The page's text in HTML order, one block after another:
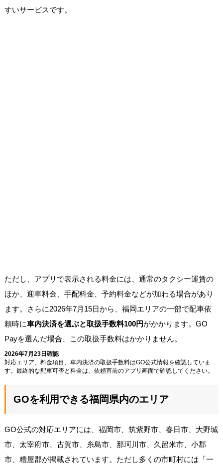
すいサービスです。
ただし、アプリで表示される料金には、通常のタクシー運賃の
ほか、迎車料金、手配料金、予約料金などが加わる場合があり
ます。さらに2026年7月15日から、福岡エリアの一部で配車依
頼時に車内決済を選ぶと取扱手数料100円がかかります。GO
Payを選んだ場合、この取扱手数料はかかりません。
2026年7月23日確認
対応エリア、料金項目、車内決済の取扱手数料はGO公式情報を確認していま
す。最終的な配車可否と料金は、依頼直前のアプリ画面で確認してください。
GOを利用できる福岡県内のエリア
GO公式の対応エリアには、福岡市、筑紫野市、春日市、大野城
市、太宰府市、古賀市、糸島市、那珂川市、久留米市、小郡
市、糟屋郡が掲載されています。ただし多くの市町村には「一